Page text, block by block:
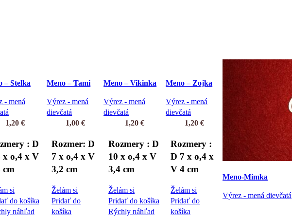
– Stelka
- mená
1,20€
: D
x o,4 x V
cm
si
do košíka
náhľad
Meno – Tami
Výrez - mená
dievčatá
1,00 €
Rozmer: D
7 x o,4 x V
3,2 cm
Želám si
Pridať do
košíka
Meno – Vikinka
Výrez - mená
dievčatá
1,20€
Rozmery : D
10 x o,4 x V
3,4 cm
Želám si
Pridať do košíka
Rýchly náhľad
Meno – Zojka
Výrez - mená
dievčatá
1,20 €
Rozmery :
D 7 x o,4 x
V 4 cm
Želám si
Pridať do
košíka
Meno-Mimka
Výrez - mená dievčatá